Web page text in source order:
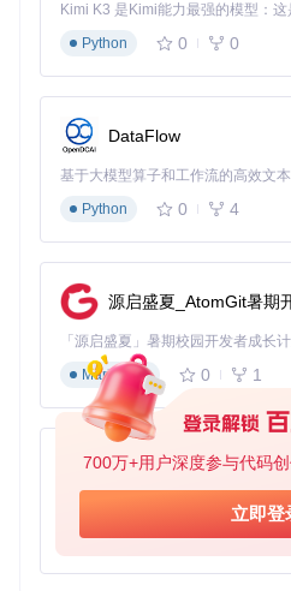
700万+用户深度参与代码
立即登
首次解决率提升35%
平均处理时间减少42%
知识库维护成本降低60%
[!TIP] 知识图谱在客户支持场
器人、问题自动分类、解决方
设计领域实体识别规则
实体识别是知识抽取的基础，需
体系。在客户支持场景中，我们
实体类型
Customer
客户信息
Product
产品/服务
"云
Issue
问题类型
"登
"重
Feature
产品功能 "文
Python
0 0
DataFlow
基于大模型算子和工作流的高效文
Python
0 4
源启盛夏_AtomGit暑期
Markdown
0 1
py-xiaozhi
Python
0 1